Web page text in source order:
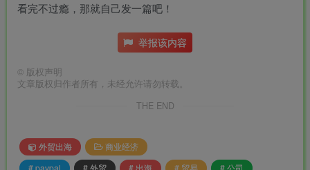
看完不过瘾，那就自己发一篇吧！
举报该内容
© 版权声明
文章版权归作者所有，未经允许请勿转载。
THE END
外贸出海
商业经济